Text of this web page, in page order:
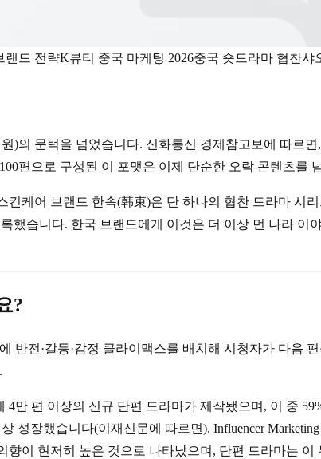
랜드 전략K뷰티 중국 마케팅 2026중국 숏드라마 협찬샤
)의 문턱을 넘었습니다. 신화통신 경제참고보에 따르면
편으로 구성된 이 포맷은 이제 단순한 오락 콘텐츠를
케어 브랜드 한속(韩束)은 단 하나의 협찬 드라마 시
했습니다. 한국 브랜드에게 이것은 더 이상 먼 나라 이
?
반전·갈등·감정 클라이맥스를 배치해 시청자가 다음
만 편 이상의 신규 단편 드라마가 제작됐으며, 이 중
성장했습니다(이재신문에 따르면). Influencer
이 현저히 높은 것으로 나타났으며, 단편 드라마는